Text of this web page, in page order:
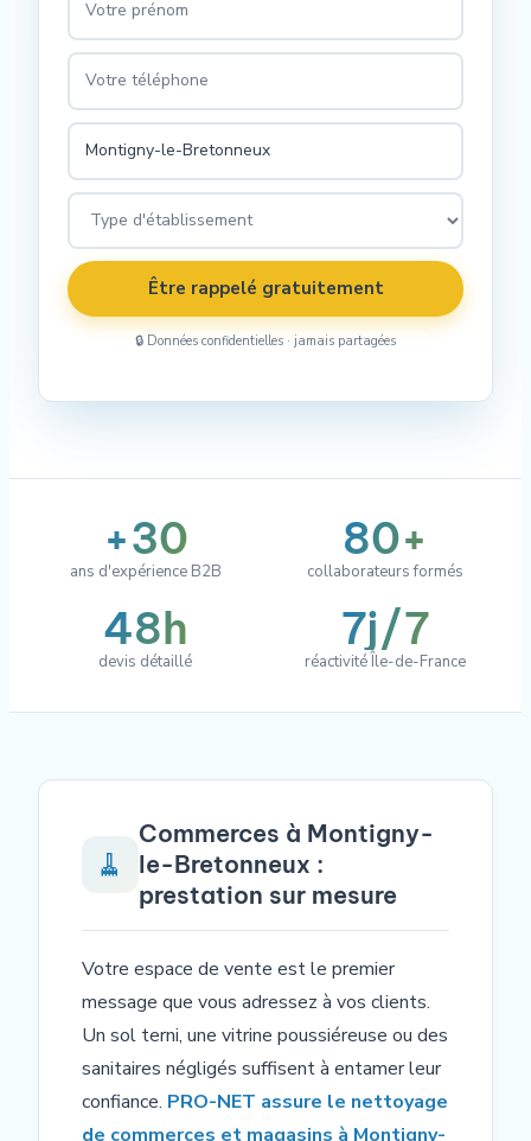
Être rappelé gratuitement
🔒 Données confidentielles · jamais partagées
+30
ans d'expérience B2B
80+
collaborateurs formés
48h
devis détaillé
7j/7
réactivité Île-de-France
🧹
Commerces à Montigny-
le-Bretonneux :
prestation sur mesure
Votre espace de vente est le premier
message que vous adressez à vos clients.
Un sol terni, une vitrine poussiéreuse ou des
sanitaires négligés suffisent à entamer leur
confiance. PRO-NET assure le nettoyage
de commerces et magasins à Montigny-